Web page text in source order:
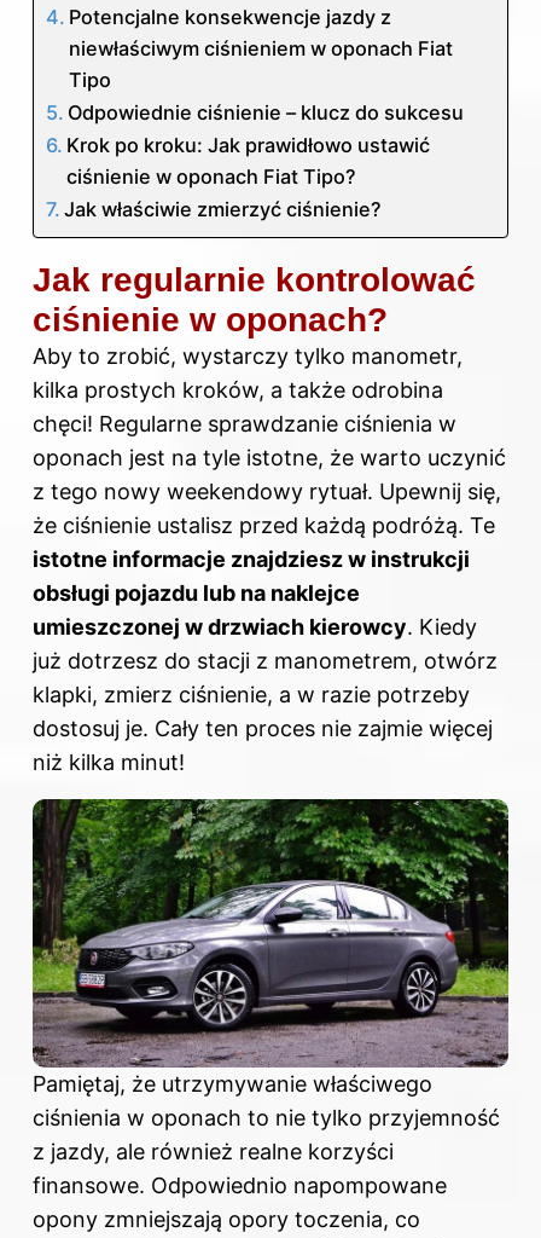
Potencjalne konsekwencje jazdy z
niewłaściwym ciśnieniem w oponach Fiat
Tipo
Odpowiednie ciśnienie – klucz do sukcesu
Krok po kroku: Jak prawidłowo ustawić
ciśnienie w oponach Fiat Tipo?
Jak właściwie zmierzyć ciśnienie?
Jak regularnie kontrolować
ciśnienie w oponach?
Aby to zrobić, wystarczy tylko manometr,
kilka prostych kroków, a także odrobina
chęci! Regularne sprawdzanie ciśnienia w
oponach jest na tyle istotne, że warto uczynić
z tego nowy weekendowy rytuał. Upewnij się,
że ciśnienie ustalisz przed każdą podróżą. Te
istotne informacje znajdziesz w instrukcji
obsługi pojazdu lub na naklejce
umieszczonej w drzwiach kierowcy. Kiedy
już dotrzesz do stacji z manometrem, otwórz
klapki, zmierz ciśnienie, a w razie potrzeby
dostosuj je. Cały ten proces nie zajmie więcej
niż kilka minut!
Pamiętaj, że utrzymywanie właściwego
ciśnienia w oponach to nie tylko przyjemność
z jazdy, ale również realne korzyści
finansowe. Odpowiednio napompowane
opony zmniejszają opory toczenia, co